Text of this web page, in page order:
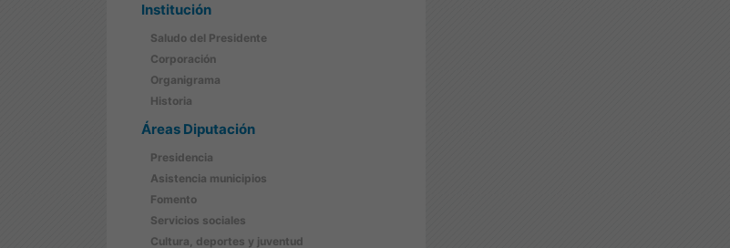
Institución
Saludo del Presidente
Corporación
Organigrama
Historia
Áreas Diputación
Presidencia
Asistencia municipios
Fomento
Servicios sociales
Cultura, deportes y juventud